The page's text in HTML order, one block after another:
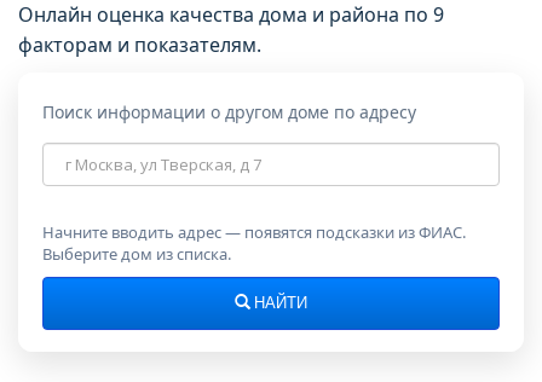
Онлайн оценка качества дома и района по 9
факторам и показателям.
Поиск информации о другом доме по адресу
Адрес
дома
Начните вводить адрес — появятся подсказки из ФИАС.
Выберите дом из списка.
НАЙТИ